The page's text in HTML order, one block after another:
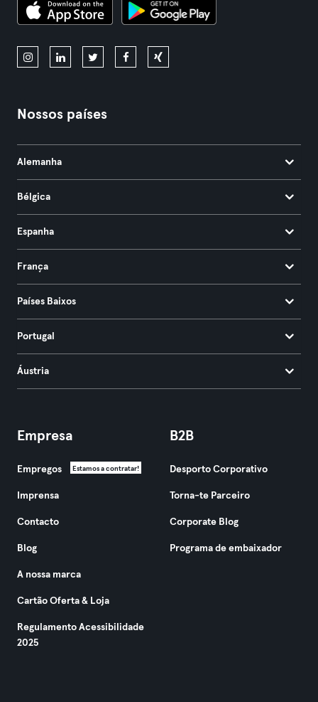
Nossos países
Alemanha
Bélgica
Espanha
França
Países Baixos
Portugal
Áustria
Empresa
Empregos Estamos a contratar!
Imprensa
Contacto
Blog
A nossa marca
Cartão Oferta & Loja
Regulamento Acessibilidade
2025
B2B
Desporto Corporativo
Torna-te Parceiro
Corporate Blog
Programa de embaixador